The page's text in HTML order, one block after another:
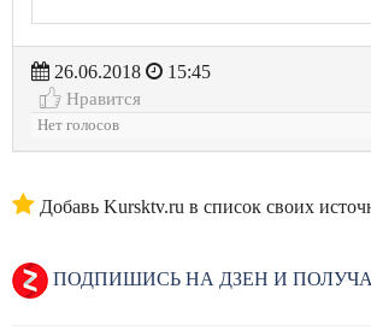
26.06.2018
15:45
Нравится
Нет голосов
Добавь Kursktv.ru в список своих
ПОДПИШИСЬ НА ДЗЕН И